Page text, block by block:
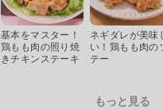
基本をマスター！
鶏もも肉の照り焼
きチキンステーキ
ネギダレが美味
い！鶏もも肉の
テー
もっと見る